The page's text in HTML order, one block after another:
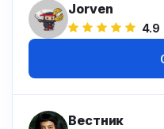
Jorven
4.9
Вестник